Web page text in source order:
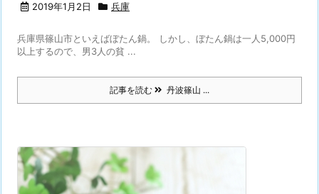
2019年1月2日 兵庫
兵庫県篠山市といえばぼたん鍋。 しかし、ぼたん鍋は一人5,000円
以上するので、男3人の貧 ...
記事を読む 丹波篠山 ...